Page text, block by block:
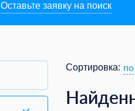
Оставьте заявку на поиск
Сортировка: